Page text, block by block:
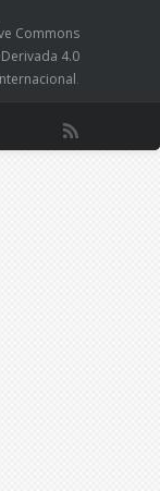
Commons
4.0